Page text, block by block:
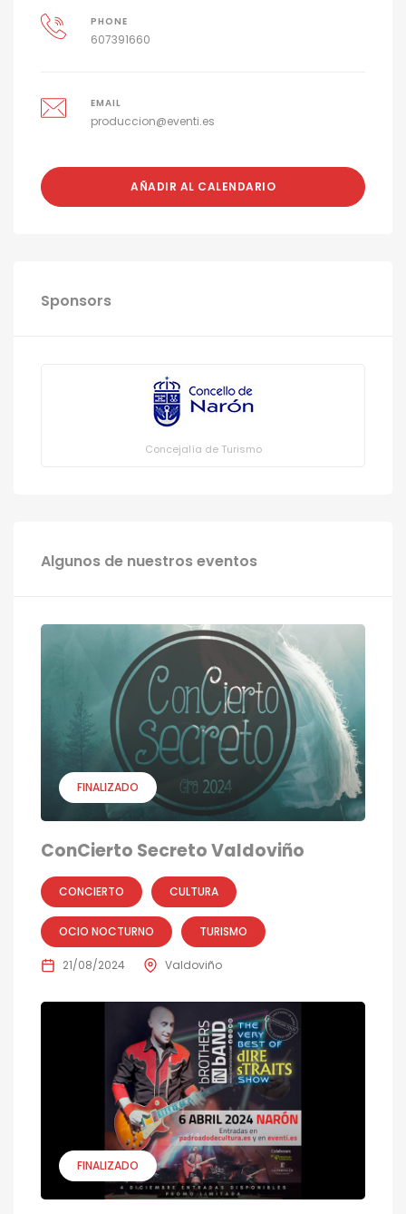
PHONE
607391660
EMAIL
produccion@eventi.es
AÑADIR AL CALENDARIO
Sponsors
Concejalía de Turismo
Algunos de nuestros eventos
FINALIZADO
ConCierto Secreto Valdoviño
CONCIERTO CULTURA
OCIO NOCTURNO TURISMO
21/08/2024 Valdoviño
FINALIZADO